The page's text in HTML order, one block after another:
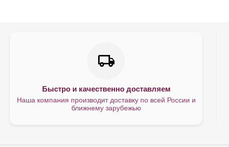
Быстро и качественно доставляем
Наша компания производит доставку по всей России и
ближнему зарубежью